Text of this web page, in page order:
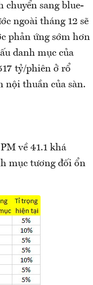
chuyển sang blue-
ngoài tháng 12 sẽ
phản ứng sớm hơn
danh mục của
tỷ/phiên ở rổ
nội thuần của sàn.
về 41.1 khá
mục tương đối ổn